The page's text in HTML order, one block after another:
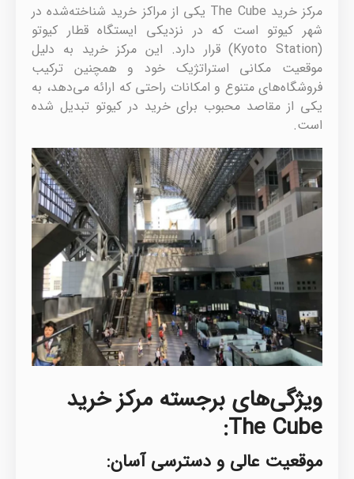
مرکز خرید The Cube یکی از مراکز خرید شناخته‌شده در
شهر کیوتو است که در نزدیکی ایستگاه قطار کیوتو
(Kyoto Station) قرار دارد. این مرکز خرید به دلیل
موقعیت مکانی استراتژیک خود و همچنین ترکیب
فروشگاه‌های متنوع و امکانات راحتی که ارائه می‌دهد، به
یکی از مقاصد محبوب برای خرید در کیوتو تبدیل شده
است.
ویژگی‌های برجسته مرکز خرید
The Cube:
موقعیت عالی و دسترسی آسان: